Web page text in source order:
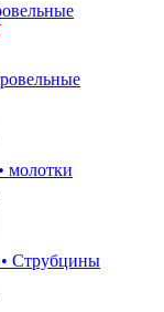
молотки
Струбцины